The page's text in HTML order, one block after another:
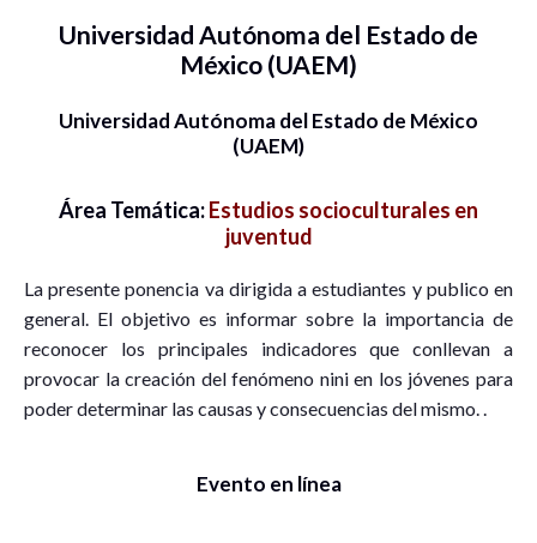
Universidad Autónoma del Estado de
México (UAEM)
Universidad Autónoma del Estado de México
(UAEM)
Área Temática:Estudios socioculturales en
juventud
La presente ponencia va dirigida a estudiantes y publico en
general. El objetivo es informar sobre la importancia de
reconocer los principales indicadores que conllevan a
provocar la creación del fenómeno nini en los jóvenes para
poder determinar las causas y consecuencias del mismo. .
Evento en línea